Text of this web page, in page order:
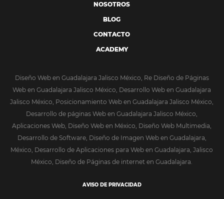
NOSOTROS
BLOG
CONTACTO
ACADEMY
Diseño Web en Guadalajara Jalisco México, Re Diseño de Páginas
Web en Guadalajara Jalisco México, Desarrollo Web en Guadalajara
Jalisco México, Posicionamiento Web en Guadalajara Jalisco México,
Desarrollo de páginas Web en Guadalajara Jalisco México,
Aplicaciones Web, Diseño Web en México, Diseño Web Multimedia,
Desarrollo de Software, Diseño de Imagen Web en Guadalajara,
México, Desarrollo de Aplicaciones para Web en Guadalajara, Jalisco
México, Diseño de Páginas de internet en Guadalajara.
AVISO DE PRIVACIDAD